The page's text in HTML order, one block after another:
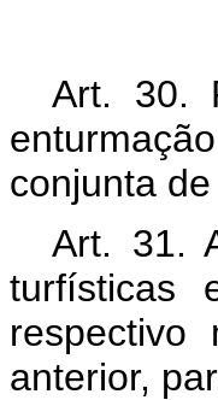
Art. 30.
conjunta
Art. 31.
turfísticas
anterior,